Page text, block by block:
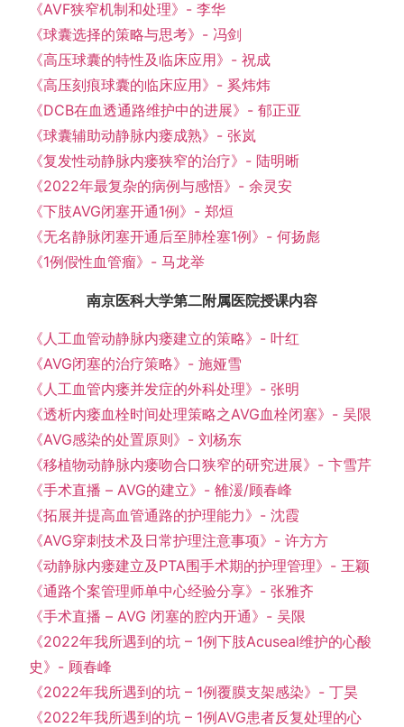
《AVF狭窄机制和处理》- 李华
《球囊选择的策略与思考》- 冯剑
《高压球囊的特性及临床应用》- 祝成
《高压刻痕球囊的临床应用》- 奚炜炜
《DCB在血透通路维护中的进展》- 郁正亚
《球囊辅助动静脉内瘘成熟》- 张岚
《复发性动静脉内瘘狭窄的治疗》- 陆明晰
《2022年最复杂的病例与感悟》- 余灵安
《下肢AVG闭塞开通1例》- 郑烜
《无名静脉闭塞开通后至肺栓塞1例》- 何扬彪
《1例假性血管瘤》- 马龙举
南京医科大学第二附属医院授课内容
《人工血管动静脉内瘘建立的策略》- 叶红
《AVG闭塞的治疗策略》- 施娅雪
《人工血管内瘘并发症的外科处理》- 张明
《透析内瘘血栓时间处理策略之AVG血栓闭塞》- 吴限
《AVG感染的处置原则》- 刘杨东
《移植物动静脉内瘘吻合口狭窄的研究进展》- 卞雪芹
《手术直播 – AVG的建立》- 雒湲/顾春峰
《拓展并提高血管通路的护理能力》- 沈霞
《AVG穿刺技术及日常护理注意事项》- 许方方
《动静脉内瘘建立及PTA围手术期的护理管理》- 王颖
《通路个案管理师单中心经验分享》- 张雅齐
《手术直播 – AVG 闭塞的腔内开通》- 吴限
《2022年我所遇到的坑 – 1例下肢Acuseal维护的心酸
史》- 顾春峰
《2022年我所遇到的坑 – 1例覆膜支架感染》- 丁昊
《2022年我所遇到的坑 – 1例AVG患者反复处理的心